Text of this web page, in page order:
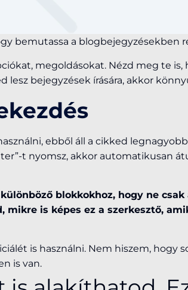
bemutassa a blogbejegyzésekben
megoldásokat. Nézd meg te is,
lesz bejegyzések írására, akkor
ebből áll a cikked
t nyomsz, akkor automatikusan
blokkokhoz, hogy ne csak
is képes ez a szerkesztő,
is használni. Nem hiszem, hogy
is van.